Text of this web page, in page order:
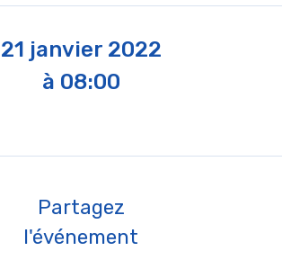
21 janvier 2022
à 08:00
Partagez
l'événement